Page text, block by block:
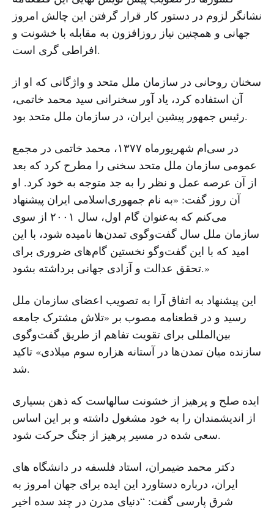
نشانگر لزوم در دستور کار قرار گرفتن این چالش امروز
جهانی و همچنین نیاز روزافزون به مقابله با خشونت و
افراطی گری است.
سخنان روحانی در سازمان ملل متحد و واژگانی که او از
آن استفاده کرد، یاد آور سخنرانی سید محمد خاتمی،
رئیس جمهور پیشین ایران، در سازمان ملل متحد بود.
در سی‌ام شهریورماه ۱۳۷۷، محمد خاتمی در مجمع
عمومی سازمان ملل متحد سخنی را مطرح کرد که بعد
از آن عرصه عمل و نظر را به جد متوجه به خود کرد. او
آن روز گفت: «به نام جمهوری‌اسلامی ایران پیشنهاد
می‌کنم که به‌عنوان گام اول، سال ۲۰۰۱ از سوی
سازمان ملل سال گفت‌وگوی تمدن‌ها نامیده شود، با این
امید که با این گفت‌وگو نخستین گام‌های ضروری برای
تحقق عدالت و آزادی جهانی برداشته بشود.»
این پیشنهاد به اتفاق آرا به تصویب اعضای سازمان ملل
رسید و در قطعنامه مصوب بر «تلاش مشترک جامعه
بین‌المللی برای تقویت تفاهم از طریق گفت‌وگوی
سازنده میان تمدن‌ها در آستانه ‌هزاره سوم میلادی» تاکید
شد.
ایده صلح و پرهیز از خشونت سالهاست که ذهن بسیاری
از اندیشمندان را به خود مشغول داشته و بر این اساس
سعی شده در مسیر پرهیز از جنگ حرکت شود.
دکتر محمد ضیمران، استاد فلسفه در دانشگاه های
ایران، درباره دستاورد این ایده برای جهان امروز به
شرق پارسی گفت: “دنیای مدرن در چند سده اخیر